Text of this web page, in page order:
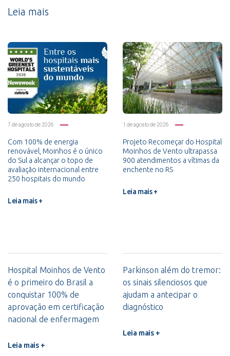
Leia mais
7 de agosto de 2026
Com 100% de energia
renovável, Moinhos é o único
do Sul a alcançar o topo de
avaliação internacional entre
250 hospitais do mundo
Leia mais +
1 de agosto de 2026
Projeto Recomeçar do Hospital
Moinhos de Vento ultrapassa
900 atendimentos a vítimas da
enchente no RS
Leia mais +
Hospital Moinhos de Vento
é o primeiro do Brasil a
conquistar 100% de
aprovação em certificação
nacional de enfermagem
Leia mais +
Parkinson além do tremor:
os sinais silenciosos que
ajudam a antecipar o
diagnóstico
Leia mais +